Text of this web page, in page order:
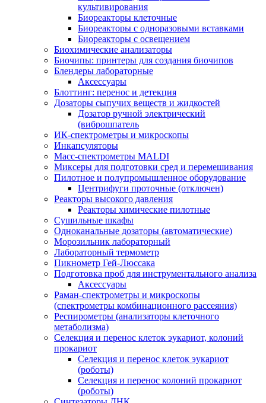
культивирования
Биореакторы клеточные
Биореакторы с одноразовыми вставками
Биореакторы с освещением
Биохимические анализаторы
Биочипы: принтеры для создания биочипов
Блендеры лабораторные
Аксессуары
Блоттинг: перенос и детекция
Дозаторы сыпучих веществ и жидкостей
Дозатор ручной электрический
(виброшпатель
ИК-спектрометры и микроскопы
Инкапсуляторы
Масс-спектрометры MALDI
Миксеры для подготовки сред и перемешивания
Пилотное и полупромышленное оборудование
Центрифуги проточные (отключен)
Реакторы высокого давления
Реакторы химические пилотные
Сушильные шкафы
Одноканальные дозаторы (автоматические)
Морозильник лабораторный
Лабораторный термометр
Пикнометр Гей-Люссака
Подготовка проб для инструментального анализа
Аксессуары
Раман-спектрометры и микроскопы
(спектрометры комбинационного рассеяния)
Респирометры (анализаторы клеточного
метаболизма)
Селекция и перенос клеток эукариот, колоний
прокариот
Селекция и перенос клеток эукариот
(роботы)
Селекция и перенос колоний прокариот
(роботы)